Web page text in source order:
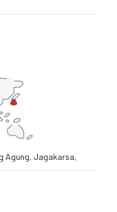
Agung, Jagakarsa,